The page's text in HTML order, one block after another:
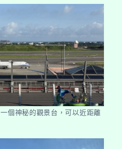
個神秘的觀景台，可以近距離